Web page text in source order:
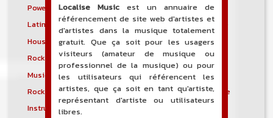
Power noise
Heavenly voices
Latin metal
Musique hindoustanie
House progressive
Tropical house
Rock indépendant
Indietronica
Musique industrielle
Metal industriel
Rock industriel
Musique instrumentale
Instrumental
Localise Music est un annuaire de
référencement de site web d'artistes et
d'artistes dans la musique totalement
gratuit. Que ça soit pour les usagers
visiteurs (amateur de musique ou
professionnel de la musique) ou pour
les utilisateurs qui référencent les
artistes, que ça soit en tant qu'artiste,
représentant d'artiste ou utilisateurs
libres.